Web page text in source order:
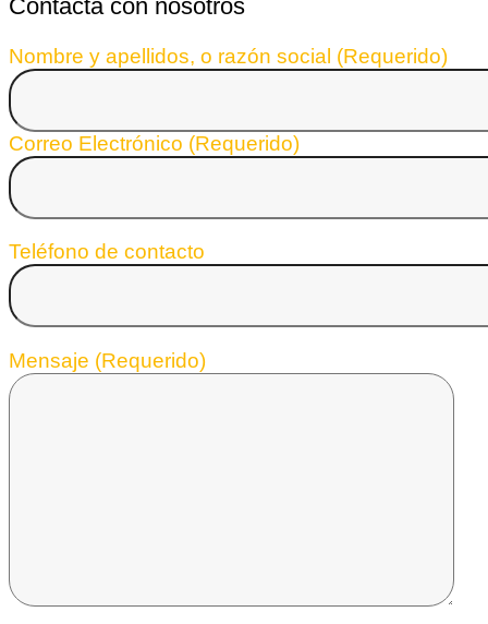
Contacta con nosotros
Nombre y apellidos, o razón social (Requerido)
Correo Electrónico (Requerido)
Teléfono de contacto
Mensaje (Requerido)